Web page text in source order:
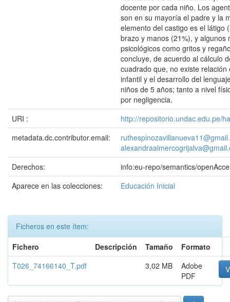
docente por cada niño. Los
son en su mayoría el padre y la
elemento del castigo es el látigo
brazo y manos (21%), y algunos
psicológicos como gritos y
concluye, de acuerdo al cálculo
cuadrado que, no existe
infantil y el desarrollo del
niños de 5 años; tanto a nivel
por negligencia.
URI :
http://repositorio.undac.edu.pe/
metadata.dc.contributor.email:
Derechos:
info:eu-repo/semantics/
Aparece en las colecciones:
Educación Inicial
Ficheros en este ítem:
Fichero
Descripción Tamaño
Formato
T026_74166140_T.pdf
3,02 MB
Adobe
PDF